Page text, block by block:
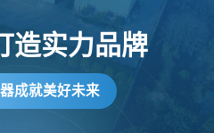
造实力品牌
成就美好未来